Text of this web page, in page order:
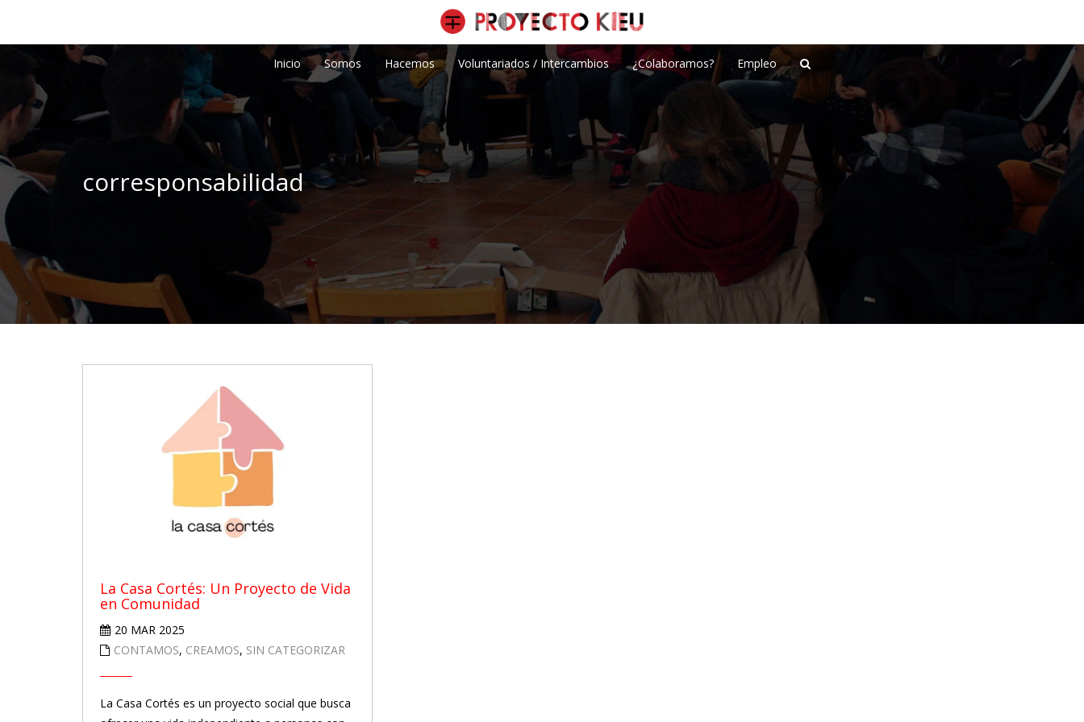
Inicio Somos Hacemos Voluntariados / Intercambios ¿Colaboramos? Empleo
corresponsabilidad
La Casa Cortés: Un Proyecto de Vida
en Comunidad
20 MAR 2025
CONTAMOS, CREAMOS, SIN CATEGORIZAR
La Casa Cortés es un proyecto social que busca